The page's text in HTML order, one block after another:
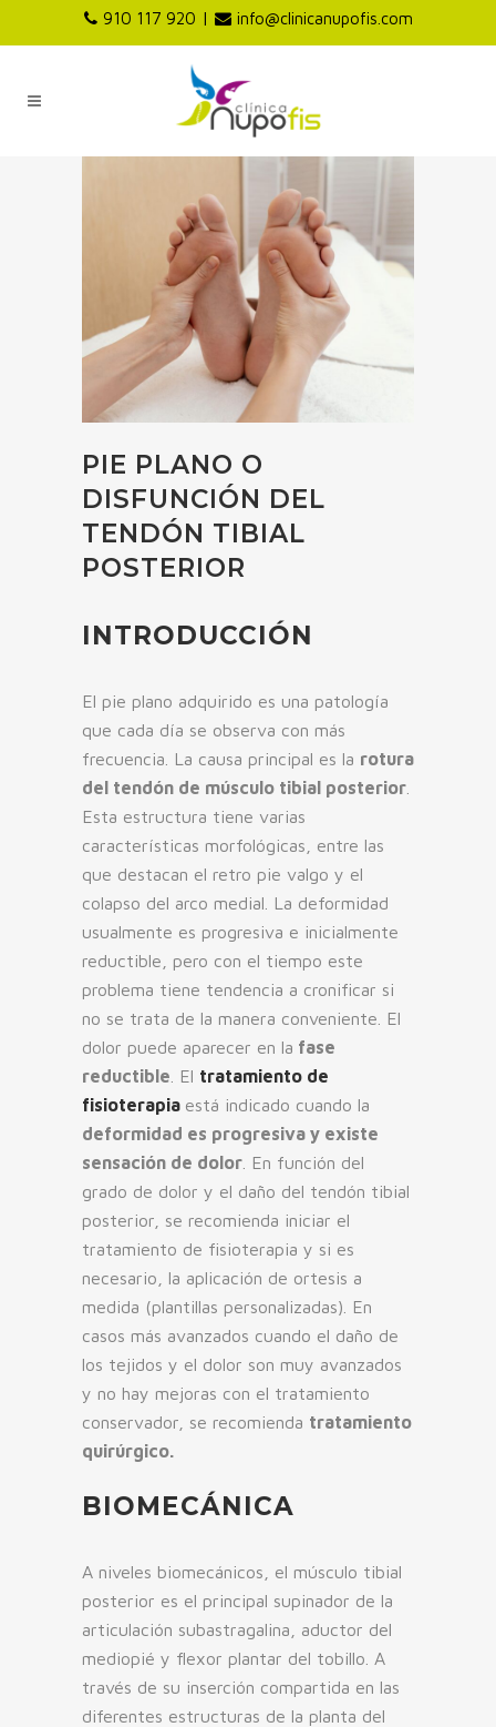
910 117 920 | info@clinicanupofis.com
PIE PLANO O
DISFUNCIÓN DEL
TENDÓN TIBIAL
POSTERIOR
INTRODUCCIÓN
El pie plano adquirido es una patología
que cada día se observa con más
frecuencia. La causa principal es la rotura
del tendón de músculo tibial posterior
Esta estructura tiene varias
características morfológicas, entre las
que destacan el retro pie valgo y el
colapso del arco medial. La deformidad
usualmente es progresiva e inicialmente
reductible, pero con el tiempo este
problema tiene tendencia a cronificar si
no se trata de la manera conveniente. El
dolor puede aparecer en la fase
reductible . El tratamiento de
fisioterapia está indicado cuando la
deformidad es progresiva y existe
sensación de dolor . En función del
grado de dolor y el daño del tendón tibial
posterior, se recomienda iniciar el
tratamiento de fisioterapia y si es
necesario, la aplicación de ortesis a
medida (plantillas personalizadas). En
casos más avanzados cuando el daño de
los tejidos y el dolor son muy avanzados
y no hay mejoras con el tratamiento
conservador, se recomienda tratamiento
quirúrgico.
BIOMECÁNICA
A niveles biomecánicos, el músculo tibial
posterior es el principal supinador de la
articulación subastragalina, aductor del
mediopié y flexor plantar del tobillo. A
través de su inserción compartida en las
diferentes estructuras de la planta del